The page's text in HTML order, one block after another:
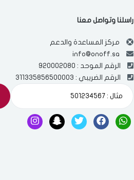
راسلنا وتواصل معنا
مركز المساعدة والدعم
info@onoff.sa
الرقم الموحد : 920002080
الرقم الضريبي : 311335856500003